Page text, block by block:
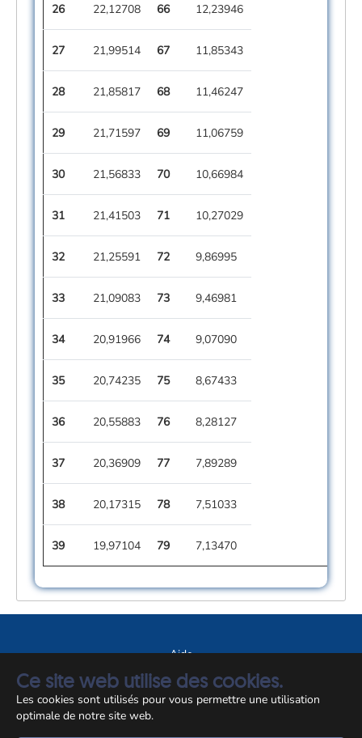
Ce site web utilise des cookies.
Les cookies sont utilisés pour vous permettre une utilisation
optimale de notre site web.
26 22,12708 66 12,23946
27 21,99514 67 11,85343
28 21,85817 68 11,46247
29 21,71597 69 11,06759
30 21,56833 70 10,66984
31 21,41503 71 10,27029
32 21,25591 72 9,86995
33 21,09083 73 9,46981
34 20,91966 74 9,07090
35 20,74235 75 8,67433
36 20,55883 76 8,28127
37 20,36909 77 7,89289
38 20,17315 78 7,51033
39 19,97104 79 7,13470
Aide
A propos du site
Notice légale
© CCSS 2026